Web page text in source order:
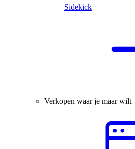
Sidekick
Verkopen waar je maar wilt